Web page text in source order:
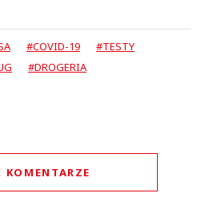
#COVID-19
#TESTY
#DROGERIA
KOMENTARZE